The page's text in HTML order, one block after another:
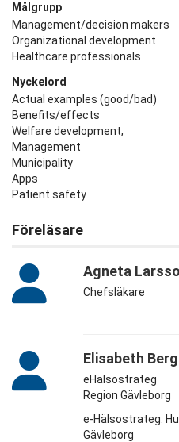
Målgrupp
Management/decision makers
Organizational development
Healthcare professionals
Nyckelord
Actual examples (good/bad)
Benefits/effects
Welfare development,
Management
Municipality
Apps
Patient safety
Föreläsare
Agneta
Chefsläkare
Elisabeth
eHälsostrateg
Region Gävleborg
e-Hälsostrateg.
Gävleborg